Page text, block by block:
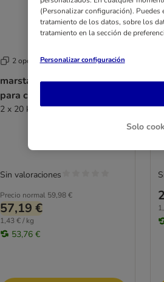
2 opciones
marstall Pellets de prado
para caballos
2 x 20 kg
Precio normal 59,98 €
57,19 €
1,43 € / kg
53,76 €
Sin valoraciones
(Personalizar configuración).
tratamiento de los datos, sobre los
tratamiento en la sección de
Personalizar configuración
Solo